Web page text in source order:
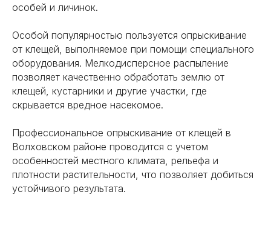
особей и личинок.
Особой популярностью пользуется опрыскивание
от клещей, выполняемое при помощи специального
оборудования. Мелкодисперсное распыление
позволяет качественно обработать землю от
клещей, кустарники и другие участки, где
скрывается вредное насекомое.
Профессиональное опрыскивание от клещей в
Волховском районе проводится с учетом
особенностей местного климата, рельефа и
плотности растительности, что позволяет добиться
устойчивого результата.